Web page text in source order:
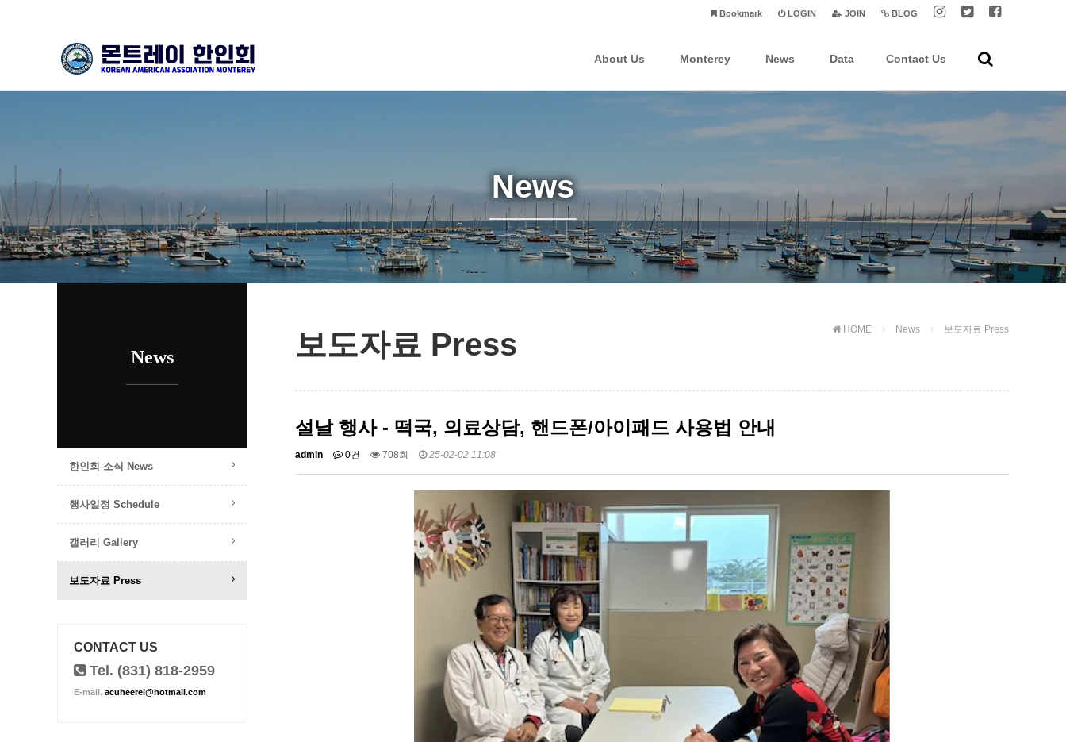
BLOG
JOIN
LOGIN
Bookmark
About Us Monterey News
하위분류
Data Contact Us
News
보도자료 Press HOME News 보도자료 Press
설날 행사 - 떡국, 의료상담, 핸드폰/아이패드 사용법 안내
admin 0건 708회 25-02-02 11:08
News
한인회 소식 News
행사일정 Schedule
갤러리 Gallery
보도자료 Press
CONTACT US
Tel. (831) 818-2959
E-mail. acuheerei@hotmail.com